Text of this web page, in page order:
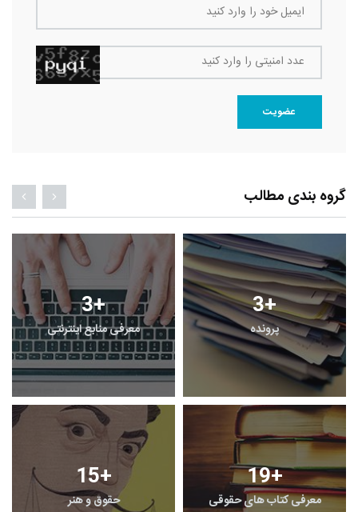
ایمیل خود را وارد کنید
عدد امنیتی را وارد کنید
عضویت
گروه بندی مطالب
3+
معرفی منابع اینترنتی
3+
پرونده
15+
حقوق و هنر
19+
معرفی کتاب های حقوقی